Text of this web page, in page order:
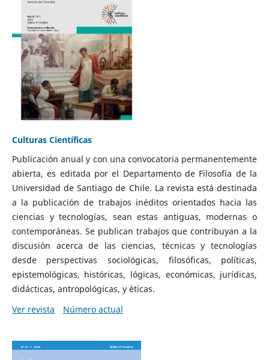
Culturas Científicas
Publicación anual y con una convocatoria permanentemente
abierta, es editada por el Departamento de Filosofía de la
Universidad de Santiago de Chile. La revista está destinada
a la publicación de trabajos inéditos orientados hacia las
ciencias y tecnologías, sean estas antiguas, modernas o
contemporáneas. Se publican trabajos que contribuyan a la
discusión acerca de las ciencias, técnicas y tecnologías
desde perspectivas sociológicas, filosóficas, políticas,
epistemológicas, históricas, lógicas, económicas, jurídicas,
didácticas, antropológicas, y éticas.
Ver revista
Número actual